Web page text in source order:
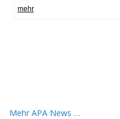
Mehr APA News …